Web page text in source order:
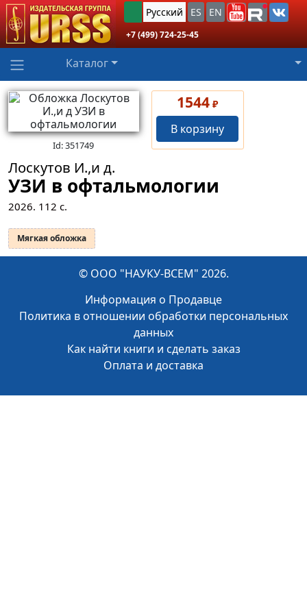
Русский ES EN
+7 (499) 724-25-45
Каталог
Id: 351749
1544 ₽
В корзину
Лоскутов И.,и д.
УЗИ в офтальмологии
2026. 112 с.
Мягкая обложка
© ООО "НАУКУ-ВСЕМ" 2026.
Информация о Продавце
Политика в отношении обработки персональных
данных
Как найти книги и сделать заказ
Оплата и доставка